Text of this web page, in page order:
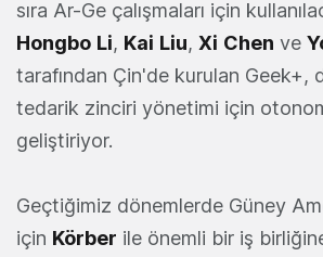
sıra Ar-Ge çalışmaları için
Hongbo Li, Kai Liu, Xi Chen ve
tarafından Çin'de kurulan Geek+,
tedarik zinciri yönetimi için
geliştiriyor.
Geçtiğimiz dönemlerde Güney
için Körber ile önemli bir iş